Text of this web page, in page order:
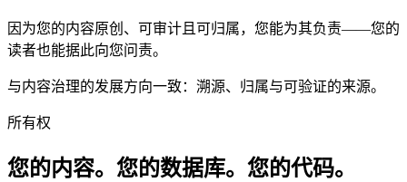
因为您的内容原创、可审计且可归属，您能为其负责——您的
读者也能据此向您问责。
与内容治理的发展方向一致：溯源、归属与可验证的来源。
所有权
您的内容。您的数据库。您的代码。